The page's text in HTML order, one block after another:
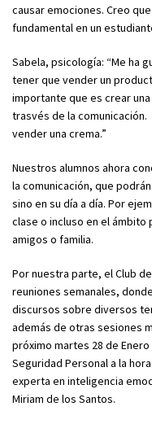
causar emociones. Creo
fundamental en un
Sabela, psicología: “Me ha
tener que vender un
importante que es crear
trasvés de la
vender una crema.”
Nuestros alumnos ahora
la comunicación, que
sino en su día a día. Por
clase o incluso en el ámbito
amigos o familia.
Por nuestra parte, el Club
reuniones semanales,
discursos sobre diversos
además de otras sesiones
próximo martes 28 de Enero
Seguridad Personal a la
experta en inteligencia
Miriam de los Santos.